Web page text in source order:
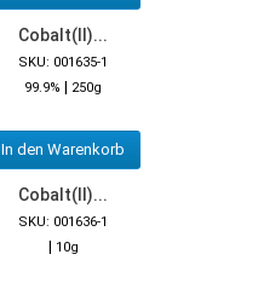
Cobalt(II)...
SKU: 001635-1
99.9% | 250g
In den Warenkorb
Cobalt(II)...
SKU: 001636-1
| 10g